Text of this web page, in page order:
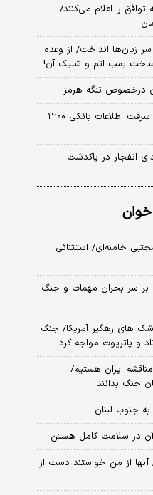
را اعلام می‌کنند/
سر زبان‌ها انداخت/ از وعده
درخصوص تنگه هرمز
کلاهبرداری عجیب در میدان میوه و تره‌بار/ سرقت اطلاعات بانکی ۱۲۰۰
انفجار در پاکدشت
خامنه‌ای/ استثنائی
سر بحران مهمات و جنگ
۸۰ درصدی موشک های رهگیر آمریکا/ جنگ
و پاتریوت مواجه کرد
ایران هستیم/
جنگ بدانند
جنوب لبنان
در سلامت کامل هستن
آنها از من خواستند دست از